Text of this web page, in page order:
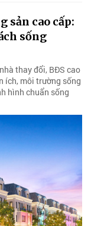
sản cao cấp:
sống
thay đổi, BĐS cao
ích, môi trường sống
hình chuẩn sống